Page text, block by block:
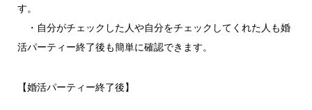
す。
・自分がチェックした人や自分をチェックしてくれた人も婚
活パーティー終了後も簡単に確認できます。
【婚活パーティー終了後】